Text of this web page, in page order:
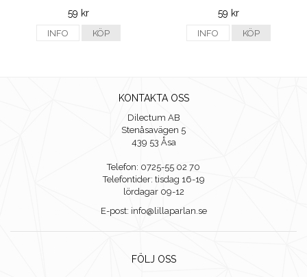
59 kr
INFO KÖP
59 kr
INFO KÖP
KONTAKTA OSS
Dilectum AB
Stenåsavägen 5
439 53 Åsa
Telefon: 0725-55 02 70
Telefontider: tisdag 16-19
lördagar 09-12
E-post: info@lillaparlan.se
FÖLJ OSS